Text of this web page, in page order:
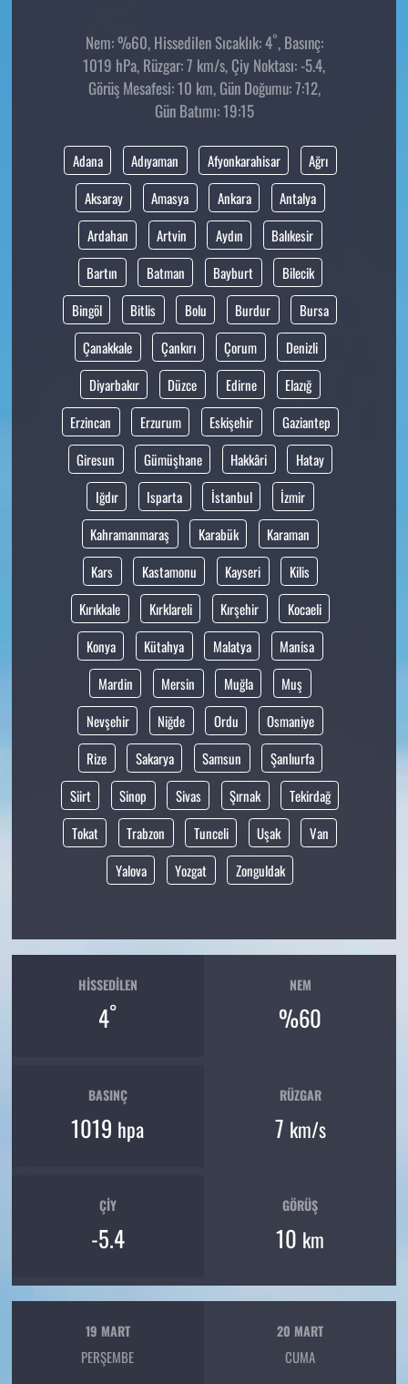
Nem: %60, Hissedilen Sıcaklık: 4°, Basınç:
1019 hPa, Rüzgar: 7 km/s, Çiy Noktası: -5.4,
Görüş Mesafesi: 10 km, Gün Doğumu: 7:12,
Gün Batımı: 19:15
Adana Adıyaman Afyonkarahisar
Ağrı
Aksaray
Amasya Ankara
Antalya
Ardahan
Artvin Aydın
Balıkesir
Bartın
Batman Bayburt
Bilecik
Bingöl
Bitlis Bolu Burdur
Bursa
Çanakkale
Çankırı Çorum
Denizli
Diyarbakır
Düzce Edirne
Elazığ
Erzincan
Erzurum Eskişehir
Gaziantep
Giresun
Gümüşhane Hakkâri
Hatay
Iğdır
Isparta İstanbul
İzmir
Kahramanmaraş
Karabük
Karaman
Kars
Kastamonu Kayseri
Kilis
Kırıkkale
Kırklareli Kırşehir
Kocaeli
Konya
Kütahya Malatya
Manisa
Mardin
Mersin Muğla
Muş
Nevşehir
Niğde Ordu
Osmaniye
Rize
Sakarya Samsun
Şanlıurfa
Siirt
Sinop Sivas Şırnak
Tekirdağ
Tokat
Trabzon Tunceli Uşak
Van
Yalova
Yozgat Zonguldak
HISSEDILEN
4°
NEM
%60
BASINÇ
1019 hpa
RÜZGAR
7 km/s
ÇIY
-5.4
GÖRÜŞ
10 km
19 MART
PERŞEMBE
20 MART
CUMA